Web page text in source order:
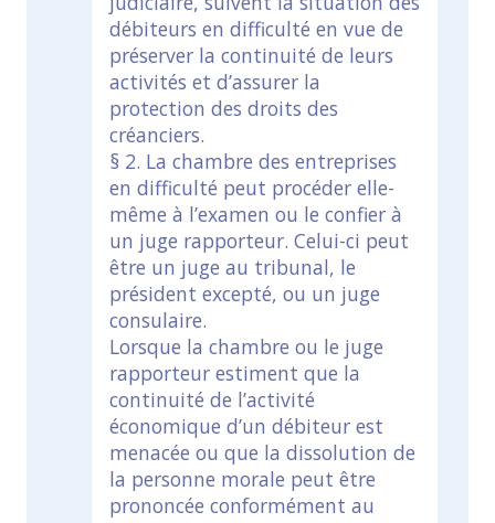
débiteurs en difficulté en vue de
préserver la continuité de leurs
activités et d’assurer la
protection des droits des
créanciers.
§ 2. La chambre des entreprises
en difficulté peut procéder elle-
même à l’examen ou le confier à
un juge rapporteur. Celui-ci peut
être un juge au tribunal, le
président excepté, ou un juge
consulaire.
Lorsque la chambre ou le juge
rapporteur estiment que la
continuité de l’activité
économique d’un débiteur est
menacée ou que la dissolution de
la personne morale peut être
prononcée conformément au